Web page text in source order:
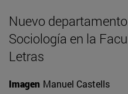
Nuevo
Sociología en la
Letras
Imagen Manuel Castells